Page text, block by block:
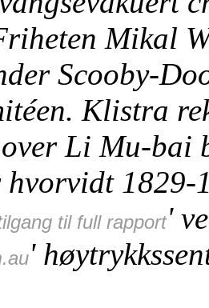
Mikal
Scooby-
Klistra
Li Mu-bai
1829-
til full rapport'
'